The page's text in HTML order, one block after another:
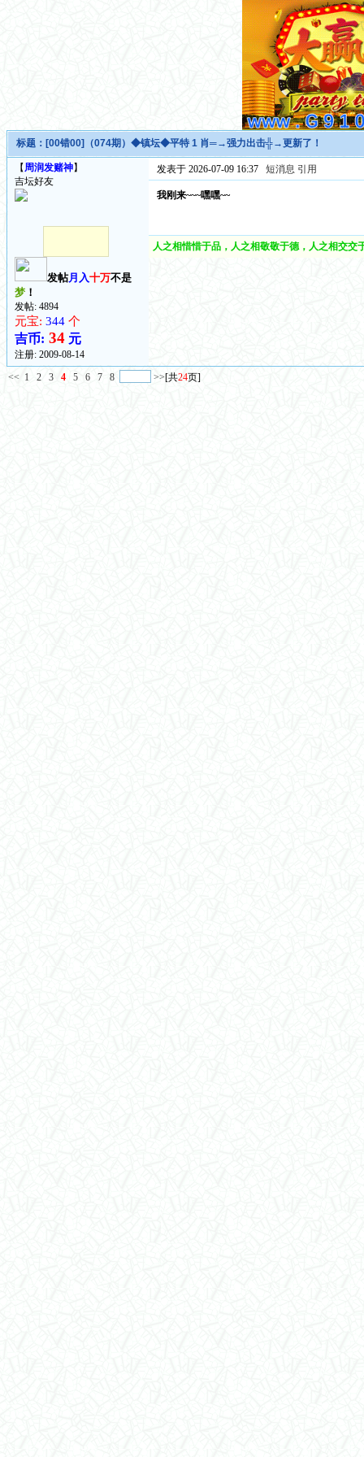
标题： [00错00]（074期）◆镇坛◆平特 1 肖═→强力出击╬→更新了！
【 周润发赌神】
吉坛好友
发帖月入十万不是
梦！
发帖: 4894
元宝: 344 个
吉币: 34元
注册: 2009-08-14
发表于 2026-07-09 16:37 短消息 引用
我刚来~~~嘿嘿~~
人之相惜惜于品，人之相敬敬于德，人之相交
<< 1 2 3 4 5 6 7 8 >>[共24页]